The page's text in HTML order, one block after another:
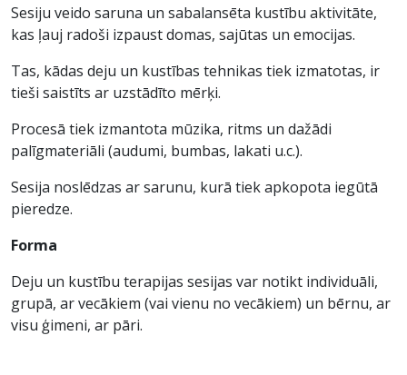
Sesiju veido saruna un sabalansēta kustību aktivitāte,
kas ļauj radoši izpaust domas, sajūtas un emocijas.
Tas, kādas deju un kustības tehnikas tiek izmatotas, ir
tieši saistīts ar uzstādīto mērķi.
Procesā tiek izmantota mūzika, ritms un dažādi
palīgmateriāli (audumi, bumbas, lakati u.c.).
Sesija noslēdzas ar sarunu, kurā tiek apkopota iegūtā
pieredze.
Forma
Deju un kustību terapijas sesijas var notikt individuāli,
grupā, ar vecākiem (vai vienu no vecākiem) un bērnu, ar
visu ģimeni, ar pāri.